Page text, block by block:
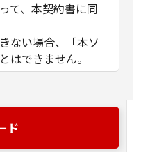
て、本契約書に同
ない場合、「本ソ
はできません。
ヤノン製品」を利
ノン製品」に直接
ド